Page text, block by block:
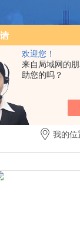
欢迎您！
来自局域网的
助您的吗？
我的位